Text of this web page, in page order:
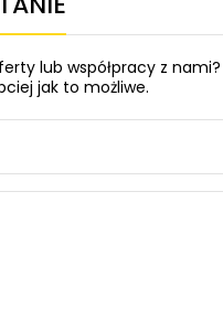
lub współpracy z nami?
jak to możliwe.